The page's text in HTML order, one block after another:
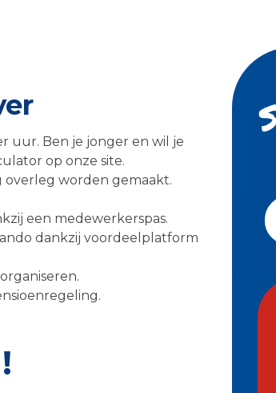
uur. Ben je jonger en wil je
op onze site.
overleg worden gemaakt.
een medewerkerspas.
dankzij voordeelplatform